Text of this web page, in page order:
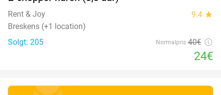
Rent & Joy 9.4 star
Breskens (+1 location)
Solgt: 205
Normalpris 40€
24€